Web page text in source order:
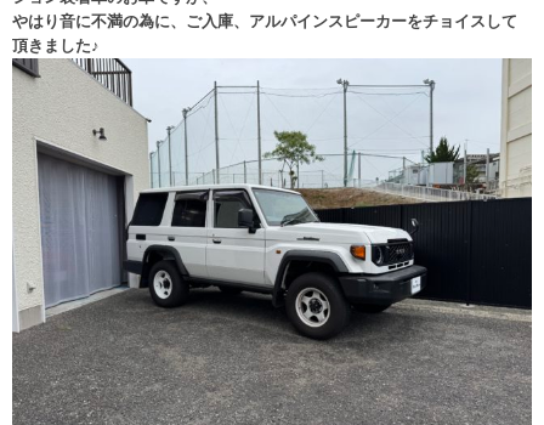
やはり音に不満の為に、ご入庫、アルパインスピーカーをチョイスして
頂きました♪